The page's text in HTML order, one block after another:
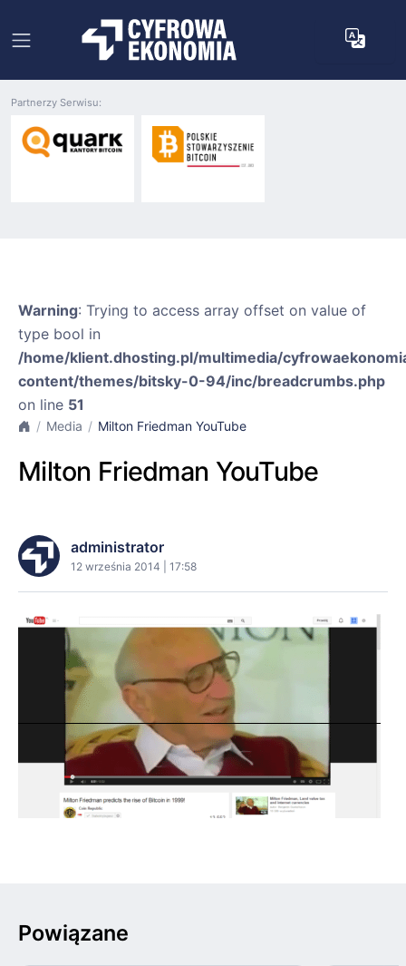
Partnerzy Serwisu:
Warning: Trying to access array offset on value of
type bool in
/home/klient.dhosting.pl/multimedia/
content/themes/bitsky-0-94/inc/breadcrumbs.php
on line 51
Media Milton Friedman YouTube
Milton Friedman YouTube
administrator
12 września 2014 | 17:58
Powiązane